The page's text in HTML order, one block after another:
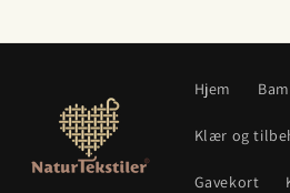
Hjem
Klær og
Gavekort